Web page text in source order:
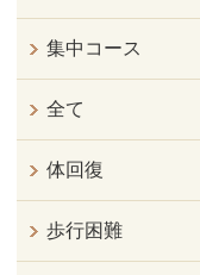
集中コース
全て
体回復
歩行困難